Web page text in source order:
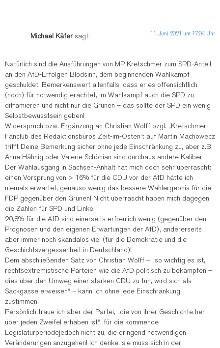
Michael Käfer sagt: 11. Juni 2021 um 17:04 Uhr
Natürlich sind die Ausführungen von MP Kretschmer zum SPD-Anteil
an den AfD-Erfolgen Blödsinn, dem beginnenden Wahlkampf
geschuldet. Bemerkenswert allenfalls, dass er es offensichtlich
(noch) für notwendig erachtet, im Wahlkampf auch die SPD zu
diffamieren und nicht nur die Grünen – das sollte der SPD ein wenig
Selbstbewusstsein geben!
Widerspruch bzw. Ergänzung an Christian Wolff bzgl. „Kretschmer-
Fanclub des Redaktionsbüros Zeit-im-Osten“: auf Martin Machowecz
trifft Deine Bemerkung sicher ohne jede Einschränkung zu, aber z.B.
Anne Hähnig oder Valerie Schönian sind durchaus andere Kaliber.
Der Wahlausgang in Sachsen-Anhalt hat mich doch sehr überrascht:
einen Vorsprung von > 16% für die CDU vor der AfD hätte ich
niemals erwartet, genauso wenig das bessere Wahlergebnis für die
FDP gegenüber den Grünen! Nicht überrascht haben mich dagegen
die Zahlen für SPD und Linke.
20,8% für die AfD sind einerseits erfreulich wenig (gegenüber den
Prognosen und den eigenen Erwartungen der AfD), andererseits
aber immer noch skandalös viel (für die Demokratie und die
Geschichtsvergessenheit in Deutschland)!
Dem abschließenden Satz von Christian Wolff – „so wichtig es ist,
rechtsextremistische Parteien wie die AfD politisch zu bekämpfen –
dies über den Umweg einer starken CDU zu tun, wird sich als
Sackgasse erweisen“ – kann ich ohne jede Einschränkung
zustimmen!
Persönlich traue ich aber der Partei, „die von ihrer Geschichte her
über jeden Zweifel erhaben ist“, für die kommende
Legislaturperiodejedoch nicht zu, die dringend notwendigen
Veränderungen anzugehen! Ich denke, sie muss sich in der